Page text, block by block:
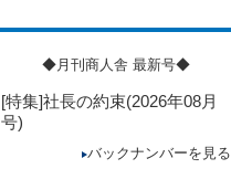
◆月刊商人舎 最新号◆
[特集]社長の約束(2026年08月
号)
バックナンバーを見る